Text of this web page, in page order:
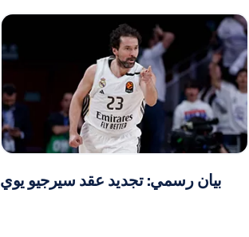
بيان رسمي: تجديد عقد سيرجيو يوي